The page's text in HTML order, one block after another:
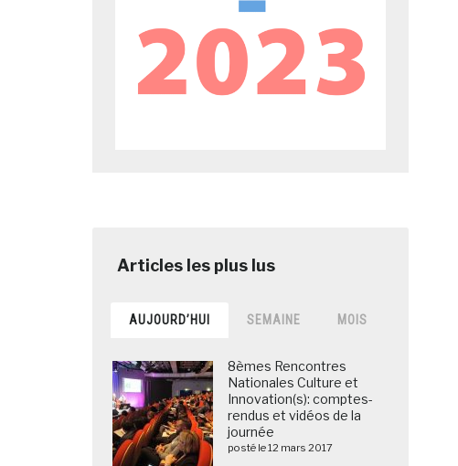
AUJOURD’HUI SEMAINE MOIS
8èmes Rencontres
Nationales Culture et
Innovation(s): comptes-
rendus et vidéos de la
journée
posté le 12 mars 2017